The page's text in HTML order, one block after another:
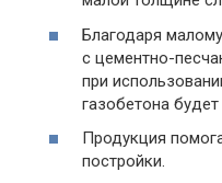
Благодаря
с цементно-
при
газобетона
Продукция
постройки.